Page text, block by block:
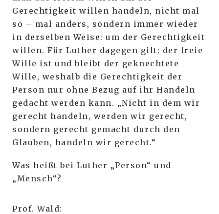
Gerechtigkeit willen handeln, nicht mal
so – mal anders, sondern immer wieder
in derselben Weise: um der Gerechtigkeit
willen. Für Luther dagegen gilt: der freie
Wille ist und bleibt der geknechtete
Wille, weshalb die Gerechtigkeit der
Person nur ohne Bezug auf ihr Handeln
gedacht werden kann. „Nicht in dem wir
gerecht handeln, werden wir gerecht,
sondern gerecht gemacht durch den
Glauben, handeln wir gerecht.“
Was heißt bei Luther „Person“ und
„Mensch“?
Prof. Wald: